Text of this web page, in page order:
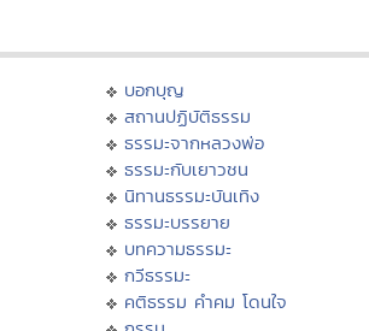
บอกบุญ
สถานปฏิบัติธรรม
ธรรมะจากหลวงพ่อ
ธรรมะกับเยาวชน
นิทานธรรมะบันเทิง
ธรรมะบรรยาย
บทความธรรมะ
กวีธรรมะ
คติธรรม คำคม โดนใจ